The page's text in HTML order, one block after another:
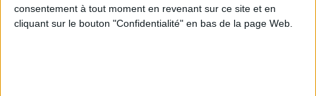
consentement à tout moment en revenant sur ce site et en
cliquant sur le bouton "Confidentialité" en bas de la page Web.